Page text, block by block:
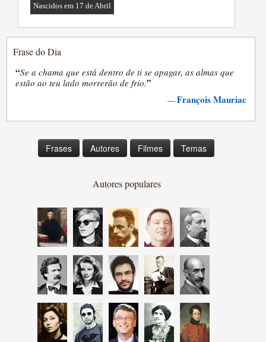
Nascidos em 17 de Abril
Frase do Dia
“Se a chama que está dentro de ti se apagar, as almas que
estão ao teu lado morrerão de frio.”
—François Mauriac
Frases Autores Filmes Temas
Autores populares